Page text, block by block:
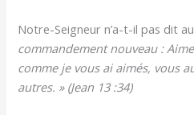
Notre-Seigneur n’a-t-il pas dit
commandement nouveau :
comme je vous ai aimés, vous
autres. » (Jean 13 :34)